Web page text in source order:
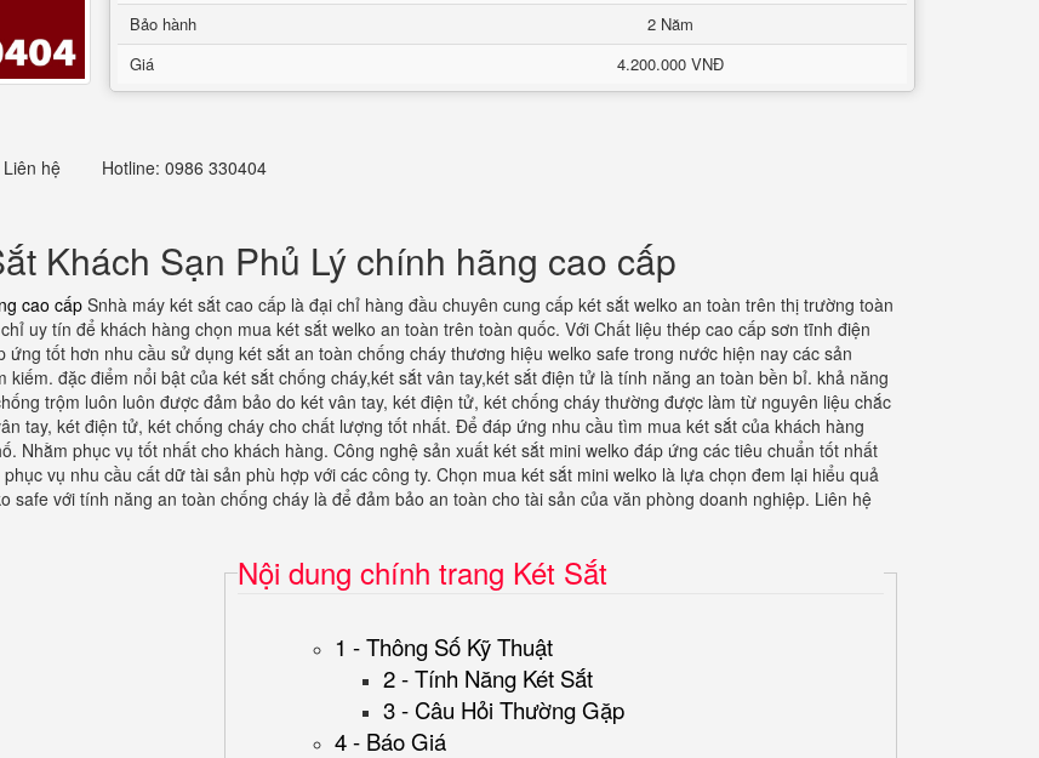
Bảo hành
2 Năm
Giá
4.200.000 VNĐ
Liên hệ Hotline: 0986 330404
Khách Sạn Phủ Lý chính hãng cao cấp
cao cấp Snhà máy két sắt cao cấp là đại chỉ hàng đầu chuyên cung cấp két sắt welko an toàn trên thị trường toàn
uy tín để khách hàng chọn mua két sắt welko an toàn trên toàn quốc. Với Chất liệu thép cao cấp sơn tĩnh điện
tốt hơn nhu cầu sử dụng két sắt an toàn chống cháy thương hiệu welko safe trong nước hiện nay các sản
đặc điểm nổi bật của két sắt chống cháy,két sắt vân tay,két sắt điện tử là tính năng an toàn bền bỉ. khả năng
trộm luôn luôn được đảm bảo do két vân tay, két điện tử, két chống cháy thường được làm từ nguyên liệu chắc
tay, két điện tử, két chống cháy cho chất lượng tốt nhất. Để đáp ứng nhu cầu tìm mua két sắt của khách hàng
Nhằm phục vụ tốt nhất cho khách hàng. Công nghệ sản xuất két sắt mini welko đáp ứng các tiêu chuẩn tốt nhất
vụ nhu cầu cất dữ tài sản phù hợp với các công ty. Chọn mua két sắt mini welko là lựa chọn đem lại hiểu quả
safe với tính năng an toàn chống cháy là để đảm bảo an toàn cho tài sản của văn phòng doanh nghiệp. Liên hệ
Nội dung chính trang Két Sắt
1 - Thông Số Kỹ Thuật
2 - Tính Năng Két Sắt
3 - Câu Hỏi Thường Gặp
4 - Báo Giá